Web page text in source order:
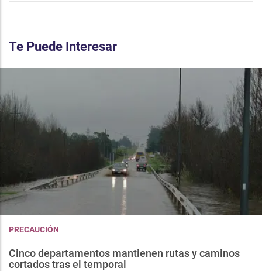
Te Puede Interesar
PRECAUCIÓN
Cinco departamentos mantienen rutas y caminos
cortados tras el temporal